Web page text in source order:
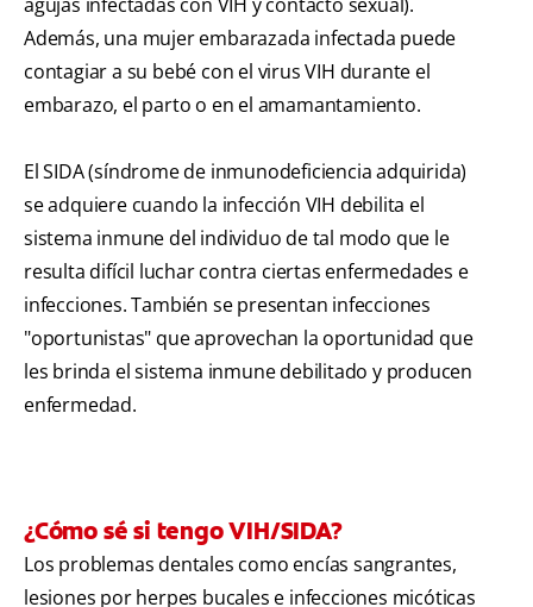
Además, una mujer embarazada infectada puede
contagiar a su bebé con el virus VIH durante el
embarazo, el parto o en el amamantamiento.
El SIDA (síndrome de inmunodeficiencia adquirida)
se adquiere cuando la infección VIH debilita el
sistema inmune del individuo de tal modo que le
resulta difícil luchar contra ciertas enfermedades e
infecciones. También se presentan infecciones
"oportunistas" que aprovechan la oportunidad que
les brinda el sistema inmune debilitado y producen
enfermedad.
¿Cómo sé si tengo VIH/SIDA?
Los problemas dentales como encías sangrantes,
lesiones por herpes bucales e infecciones micóticas